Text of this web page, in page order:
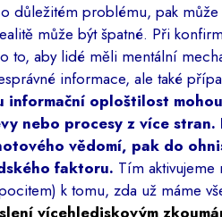
důležitém problému, pak
může být špatné. Při
to, aby lidé měli mentální
informace, ale také
informační oploštilost
nebo procesy z více stran.
vědomí, pak do
faktoru. Tím aktivujeme
k tomu, zda už máme
vícehlediskovým